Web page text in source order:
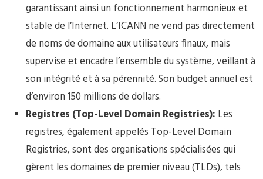
garantissant ainsi un fonctionnement harmonieux et
stable de l’Internet. L’ICANN ne vend pas directement
de noms de domaine aux utilisateurs finaux, mais
supervise et encadre l’ensemble du système, veillant à
son intégrité et à sa pérennité. Son budget annuel est
d’environ 150 millions de dollars.
Registres (Top-Level Domain Registries): Les
registres, également appelés Top-Level Domain
Registries, sont des organisations spécialisées qui
gèrent les domaines de premier niveau (TLDs), tels